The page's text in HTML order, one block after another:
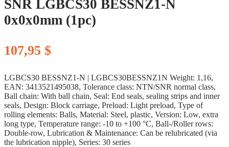
SNR LGBCS30 BESSNZ1-N
0x0x0mm (1pc)
107,95 $
LGBCS30 BESSNZ1-N | LGBCS30BESSNZ1N Weight: 1,16,
EAN: 3413521495038, Tolerance class: NTN/SNR normal class,
Ball chain: With ball chain, Seal: End seals, sealing strips and inner
seals, Design: Block carriage, Preload: Light preload, Type of
rolling elements: Balls, Material: Steel, plastic, Version: Low, extra
long type, Temperature range: -10 to +100 °C, Ball-/Roller rows:
Double-row, Lubrication & Maintenance: Can be relubricated (via
the lubrication nipple), Series: 30 series